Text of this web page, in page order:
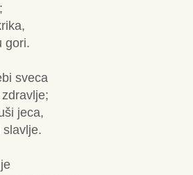
gori.
sveca
jeca,